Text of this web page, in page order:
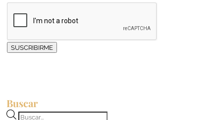
SUSCRIBIRME
Buscar
Búsqueda